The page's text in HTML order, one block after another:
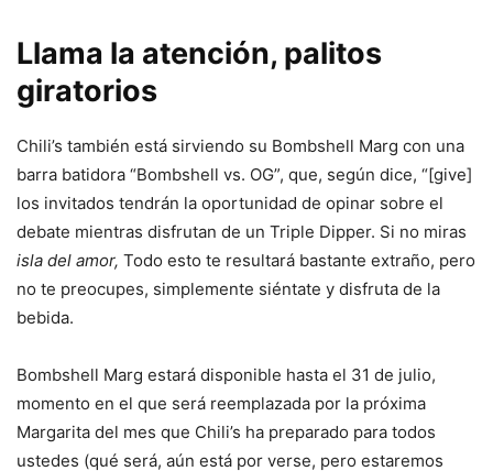
Llama la atención, palitos
giratorios
Chili’s también está sirviendo su Bombshell Marg con una
barra batidora “Bombshell vs. OG”, que, según dice, “[give]
los invitados tendrán la oportunidad de opinar sobre el
debate mientras disfrutan de un Triple Dipper. Si no miras
isla del amor, Todo esto te resultará bastante extraño, pero
no te preocupes, simplemente siéntate y disfruta de la
bebida.
Bombshell Marg estará disponible hasta el 31 de julio,
momento en el que será reemplazada por la próxima
Margarita del mes que Chili’s ha preparado para todos
ustedes (qué será, aún está por verse, pero estaremos